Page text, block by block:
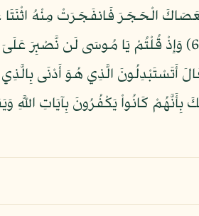
بِّعَصَاكَ الْحَجَرَ فَانفَجَرَتْ مِنْهُ
كُلُواْ وَاشْرَبُواْ مِن رِّزْقِ اللَّهِ وَلاَ تَعْثَوْاْ فِي الأَرْضِ مُفْسِدِينَ
أَتَسْتَبْدِلُونَ الَّذِي هُوَ أَدْنَى
كَانُواْ يَكْفُرُونَ بِآيَاتِ اللَّهِ